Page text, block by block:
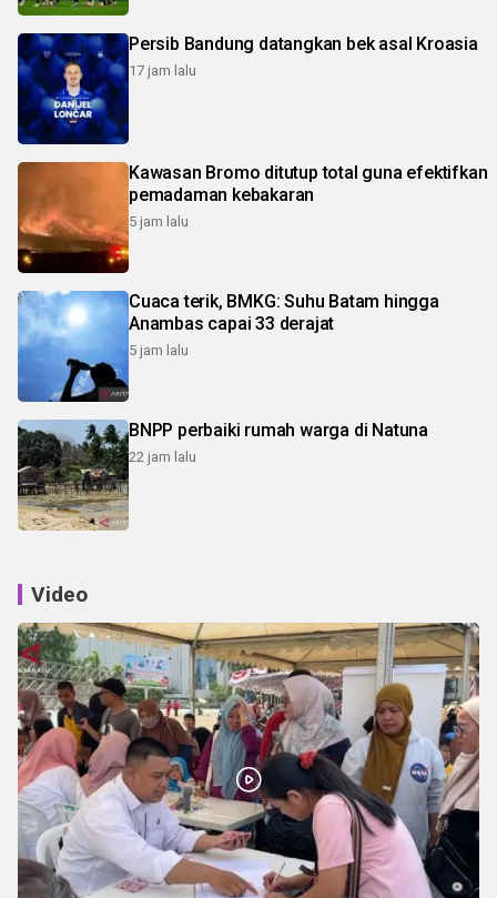
Persib Bandung datangkan bek asal Kroasia
17 jam lalu
Kawasan Bromo ditutup total guna efektifkan
pemadaman kebakaran
5 jam lalu
Cuaca terik, BMKG: Suhu Batam hingga
Anambas capai 33 derajat
5 jam lalu
BNPP perbaiki rumah warga di Natuna
22 jam lalu
Video